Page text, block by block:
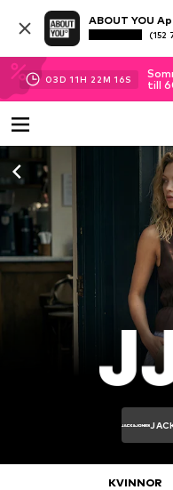
ABOUT YOU
(152
03D 11H 22M 15S
till
KVINNOR